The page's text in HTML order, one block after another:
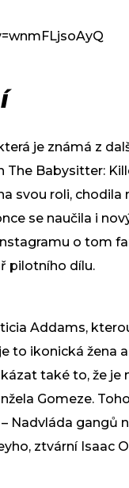
je známá z
The Babysitter:
svou roli,
se naučila i
o tom
pilotního dílu.
Addams,
to ikonická žena
také to, že
Gomeze.
Nadvláda gangů
ztvární Isaac